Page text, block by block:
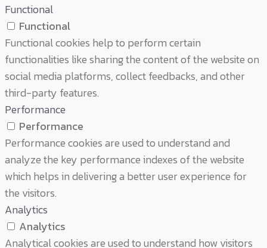
Functional
Functional
Functional cookies help to perform certain
functionalities like sharing the content of the website on
social media platforms, collect feedbacks, and other
third-party features.
Performance
Performance
Performance cookies are used to understand and
analyze the key performance indexes of the website
which helps in delivering a better user experience for
the visitors.
Analytics
Analytics
Analytical cookies are used to understand how visitors